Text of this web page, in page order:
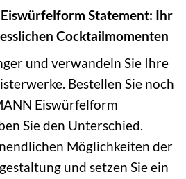
Statement: Ihr
Cocktailmomenten
und verwandeln Sie Ihre
Bestellen Sie noch
Eiswürfelform
Sie den Unterschied.
Möglichkeiten der
und setzen Sie ein